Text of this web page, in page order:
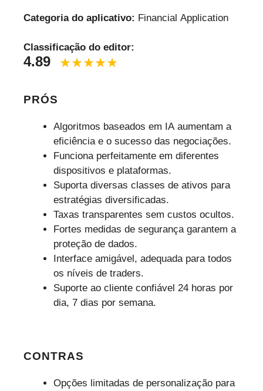
Categoria do aplicativo: Financial Application
Classificação do editor:
4.89
PRÓS
Algoritmos baseados em IA aumentam a
eficiência e o sucesso das negociações.
Funciona perfeitamente em diferentes
dispositivos e plataformas.
Suporta diversas classes de ativos para
estratégias diversificadas.
Taxas transparentes sem custos ocultos.
Fortes medidas de segurança garantem a
proteção de dados.
Interface amigável, adequada para todos
os níveis de traders.
Suporte ao cliente confiável 24 horas por
dia, 7 dias por semana.
CONTRAS
Opções limitadas de personalização para